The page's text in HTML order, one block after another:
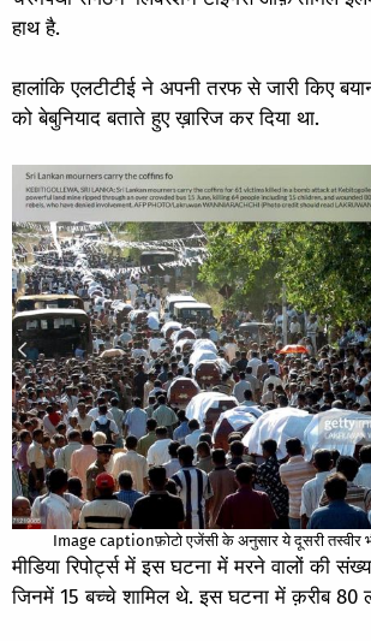
हाथ है.
हालांकि एलटीटीई ने अपनी तरफ से जारी किए
को बेबुनियाद बताते हुए ख़ारिज कर दिया था.
Image captionफ़ोटो एजेंसी के अनुसार ये दूसरी तस्वीर
मीडिया रिपोर्ट्स में इस घटना में मरने वालों की
जिनमें 15 बच्चे शामिल थे. इस घटना में क़रीब 80